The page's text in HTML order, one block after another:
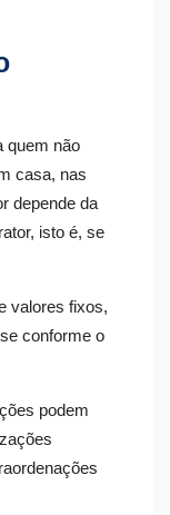
quem não
casa, nas
depende da
isto é, se
valores fixos,
conforme o
podem